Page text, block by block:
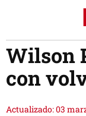
Wilson
con
Actualizado: 03